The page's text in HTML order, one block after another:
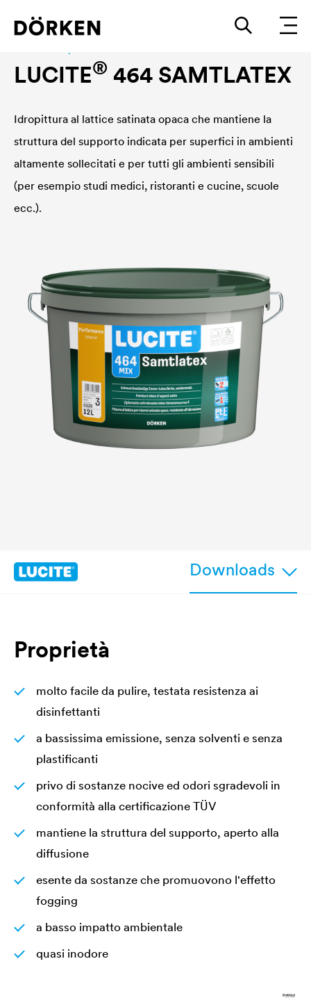
LUCITE® 464 SAMTLATEX
Idropittura al lattice satinata opaca che mantiene la
struttura del supporto indicata per superfici in ambienti
altamente sollecitati e per tutti gli ambienti sensibili
(per esempio studi medici, ristoranti e cucine, scuole
ecc.).
Downloads
Proprietà
molto facile da pulire, testata resistenza ai
disinfettanti
a bassissima emissione, senza solventi e senza
plastificanti
privo di sostanze nocive ed odori sgradevoli in
conformità alla certificazione TÜV
mantiene la struttura del supporto, aperto alla
diffusione
esente da sostanze che promuovono l'effetto
fogging
a basso impatto ambientale
quasi inodore